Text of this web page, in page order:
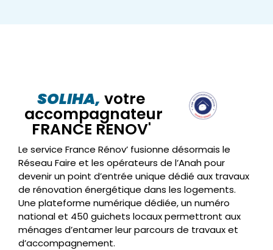
SOLIHA, votre
accompagnateur
FRANCE RENOV'
Le service France Rénov’ fusionne désormais le
Réseau Faire et les opérateurs de l’Anah pour
devenir un point d’entrée unique dédié aux travaux
de rénovation énergétique dans les logements.
Une plateforme numérique dédiée, un numéro
national et 450 guichets locaux permettront aux
ménages d’entamer leur parcours de travaux et
d’accompagnement.